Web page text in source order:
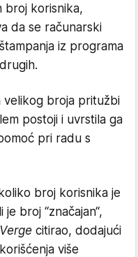
broj korisnika,
da se računarski
iz programa
velikog broja pritužbi
postoji i uvrstila ga
pri radu s
broj korisnika je
broj “značajan“,
citirao, dodajući
više